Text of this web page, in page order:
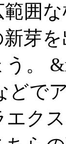
囲
芽
。
どで
エク